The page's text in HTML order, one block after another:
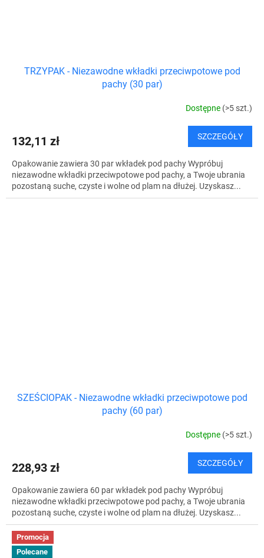
TRZYPAK - Niezawodne wkładki przeciwpotowe pod
pachy (30 par)
Dostępne (>5 szt.)
132,11 zł SZCZEGÓŁY
Opakowanie zawiera 30 par wkładek pod pachy Wypróbuj
niezawodne wkładki przeciwpotowe pod pachy, a Twoje ubrania
pozostaną suche, czyste i wolne od plam na dłużej. Uzyskasz...
SZEŚCIOPAK - Niezawodne wkładki przeciwpotowe pod
pachy (60 par)
Dostępne (>5 szt.)
228,93 zł SZCZEGÓŁY
Opakowanie zawiera 60 par wkładek pod pachy Wypróbuj
niezawodne wkładki przeciwpotowe pod pachy, a Twoje ubrania
pozostaną suche, czyste i wolne od plam na dłużej. Uzyskasz...
Promocja
Polecane